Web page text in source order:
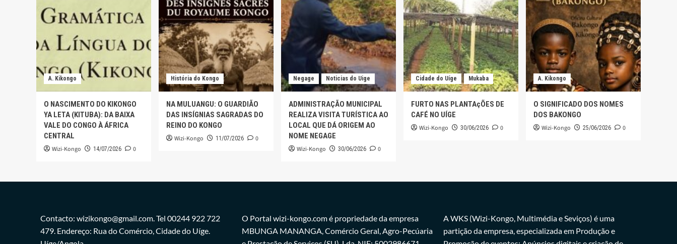
A. Kikongo
O NASCIMENTO DO KIKONGO
YA LETA (KITUBA): DA BAIXA
VALE DO CONGO À ÁFRICA
CENTRAL
Wizi-Kongo 14/07/2026 0
História do Kongo
NA MULUANGU: O GUARDIÃO
DAS INSÍGNIAS SAGRADAS DO
REINO DO KONGO
Wizi-Kongo 11/07/2026 0
Negage Noticias do Uige
ADMINISTRAÇÃO MUNICIPAL
REALIZA VISITA TURÍSTICA AO
LOCAL QUE DÁ ORIGEM AO
NOME NEGAGE
Wizi-Kongo 30/06/2026 0
Cidade do Uíge Mukaba
FURTO NAS PLANTAçÕES DE
CAFÉ NO UÍGE
Wizi-Kongo 30/06/2026 0
A. Kikongo
O SIGNIFICADO DOS NOMES
DOS BAKONGO
Wizi-Kongo 25/06/2026 0
Contacto: wizikongo@gmail.com. Tel 00244 922 722
479. Endereço: Rua do Comércio, Cidade do Uíge.
O Portal wizi-kongo.com é propriedade da empresa
MBUNGA MANANGA, Comércio Geral, Agro-Pecúaria
A WKS (Wizi-Kongo, Multimédia e Seviços) é uma
partição da empresa, especializada em Produção e